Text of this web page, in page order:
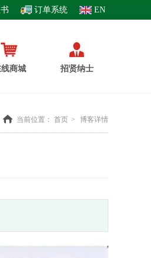
订单系统 EN
商城 招贤纳士
当前位置： 首页 > 博客详情